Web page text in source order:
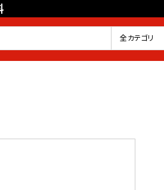
グイン お気に入り
全カテゴリ